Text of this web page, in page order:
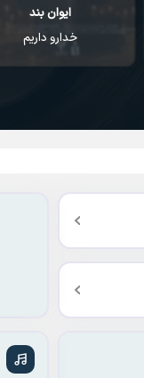
ایوان بند
خدارو داریم